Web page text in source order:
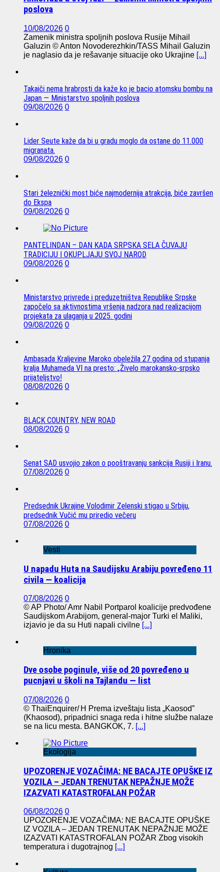
poslova
10/08/2026 0
Zamenik ministra spoljnih poslova Rusije Mihail
Galuzin © Anton Novoderezhkin/TASS Mihail Galuzin
je naglasio da je rešavanje situacije oko Ukrajine [...]
Takaiči nema hrabrosti da kaže ko je bacio atomsku bombu na
Japan — Ministarstvo spoljnih poslova
09/08/2026 0
Lider Seute kaže da bi u gradu moglo da ostane do 11.000
migranata.
09/08/2026 0
Stari železnički most biće najmodernija atrakcija, biće završen
do Ekspa
09/08/2026 0
PANTELINDAN – DAN KADA SRPSKA SELA ČUVAJU
TRADICIJU I OKUPLJAJU SVOJ NAROD
09/08/2026 0
Ministarstvo privrede i preduzetništva Republike Srpske
započelo sa aktivnostima vršenja nadzora nad realizacijom
projekata za ulaganja u 2025. godini
09/08/2026 0
Ambasada Kraljevine Maroko obeležila 27 godina od stupanja
kralja Muhameda VI na presto: „Živelo marokansko-srpsko
prijateljstvo!
08/08/2026 0
BLACK COUNTRY, NEW ROAD
08/08/2026 0
Senat SAD usvojio zakon o pooštravanju sankcija Rusiji i Iranu.
07/08/2026 0
Predsednik Ukrajine Volodimir Zelenski stigao u Srbiju,
predsednik Vučić mu priredio večeru
07/08/2026 0
Vesti
U napadu Huta na Saudijsku Arabiju povređeno 11
civila — koalicija
07/08/2026 0
© AP Photo/ Amr Nabil Portparol koalicije predvođene
Saudijskom Arabijom, general-major Turki el Maliki,
izjavio je da su Huti napali civilne [...]
Hronika
Dve osobe poginule, više od 20 povređeno u
pucnjavi u školi na Tajlandu — list
07/08/2026 0
© ThaiEnquirer/ H Prema izveštaju lista „Kaosod”
(Khaosod), pripadnici snaga reda i hitne službe nalaze
se na licu mesta. BANGKOK, 7. [...]
Ekologija
UPOZORENJE VOZAČIMA: NE BACAJTE OPUŠKE IZ
VOZILA – JEDAN TRENUTAK NEPAŽNJE MOŽE
IZAZVATI KATASTROFALAN POŽAR
06/08/2026 0
UPOZORENJE VOZAČIMA: NE BACAJTE OPUŠKE
IZ VOZILA – JEDAN TRENUTAK NEPAŽNJE MOŽE
IZAZVATI KATASTROFALAN POŽAR Zbog visokih
temperatura i dugotrajnog [...]